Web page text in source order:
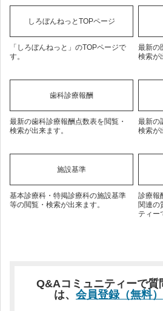
しろぼんねっとTOPページ
「しろぼんねっと」のTOPページで
す。
最新の
検索が
歯科診療報酬
最新の歯科診療報酬点数表を閲覧・
検索が出来ます。
最新の
検索が
施設基準
基本診療科・特掲診療科の施設基準
等の閲覧・検索が出来ます。
診療報
関連の
ティー
Q&Aコミュニティーで質
は、 会員登録（無料）